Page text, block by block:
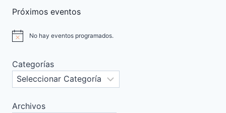
Próximos eventos
Aviso No hay eventos programados.
Categorías
Archivos